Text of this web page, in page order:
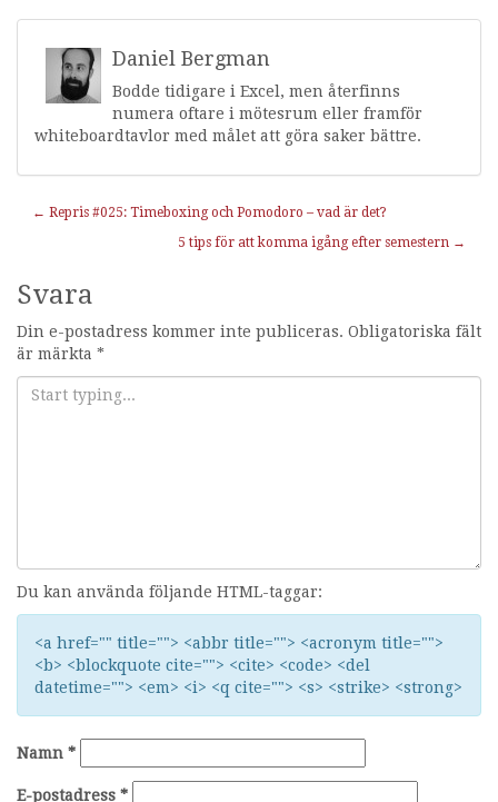
Daniel Bergman
Bodde tidigare i Excel, men återfinns
numera oftare i mötesrum eller framför
whiteboardtavlor med målet att göra saker bättre.
Inläggnavigering
← Repris #025: Timeboxing och Pomodoro – vad är det?
5 tips för att komma igång efter semestern →
Svara
Din e-postadress kommer inte publiceras. Obligatoriska fält
är märkta *
Du kan använda följande HTML-taggar:
<a href="" title=""> <abbr title=""> <acronym title="">
<b> <blockquote cite=""> <cite> <code> <del
datetime=""> <em> <i> <q cite=""> <s> <strike> <strong>
Namn *
E-postadress *